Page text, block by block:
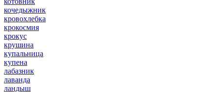
кочедыжник
кровохлебка
крокосмия
крокус
крушина
купальница
купена
лабазник
лаванда
ландыш